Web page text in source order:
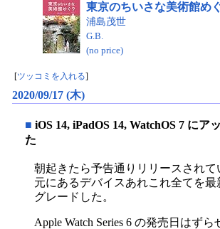
東京のちいさな美術館め
浦島茂世
G.B.
(no price)
ツッコミを入れる
2020/09/17 (木)
■ iOS 14, iPadOS 14, WatchOS 7 にア
た
朝起きたら予告通りリリースされて
元にあるデバイスあれこれ全てを
グレードした。
Apple Watch Series 6 の発売日はずら